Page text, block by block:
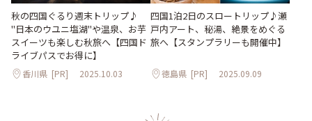
秋の四国ぐるり週末トリップ♪
"日本のウユニ塩湖"や温泉、お芋
スイーツも楽しむ秋旅へ【四国ド
ライブパスでお得に】
香川県 [PR] 2025.10.03
四国1泊2日のスロートリップ♪瀬
戸内アート、秘湯、絶景をめぐる
旅へ【スタンプラリーも開催中】
徳島県 [PR] 2025.09.09